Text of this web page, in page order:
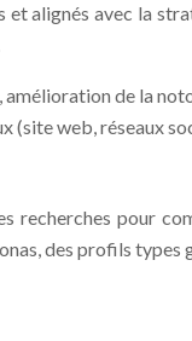
alignés avec la
de la
(site web, réseaux
pour
des profils